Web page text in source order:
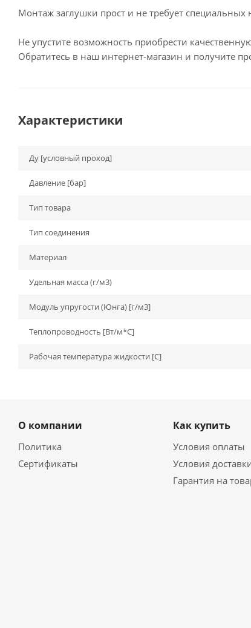
Монтаж заглушки прост и не требует
Не упустите возможность приобрести
Обратитесь в наш интернет-магазин и получите
Характеристики
Ду [условный проход]
Давление [бар]
Тип товара
Тип соединения
Материал
Удельная масса (г/м3)
Модуль упругости (Юнга) [г/м3]
Теплопроводность [Вт/м*С]
Рабочая температура жидкости [С]
О компании
Политика
Сертификаты
Как купить
Условия оплаты
Условия
Гарантия на